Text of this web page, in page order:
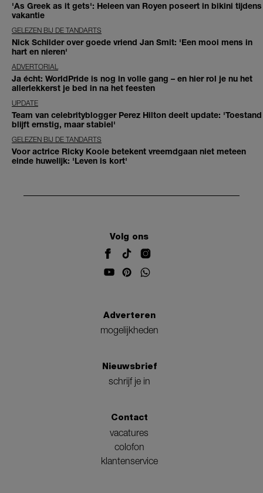
'As Greek as it gets': Heleen van Royen poseert in bikini tijdens
vakantie
GELEZEN BIJ DE TANDARTS
Nick Schilder over goede vriend Jan Smit: 'Een mooi mens in
hart en nieren'
ADVERTORIAL
Ja écht: WorldPride is nog in volle gang – en hier rol je nu het
allerlekkerst je bed in na het feesten
UPDATE
Team van celebrityblogger Perez Hilton deelt update: 'Toestand
blijft ernstig, maar stabiel'
GELEZEN BIJ DE TANDARTS
Voor actrice Ricky Koole betekent vreemdgaan niet meteen
einde huwelijk: 'Leven is kort'
Volg ons
Adverteren
mogelijkheden
Nieuwsbrief
schrijf je in
Contact
vacatures
colofon
klantenservice